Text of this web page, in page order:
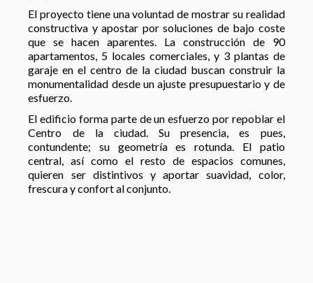
El proyecto tiene una voluntad de mostrar su realidad
constructiva y apostar por soluciones de bajo coste
que se hacen aparentes. La construcción de 90
apartamentos, 5 locales comerciales, y 3 plantas de
garaje en el centro de la ciudad buscan construir la
monumentalidad desde un ajuste presupuestario y de
esfuerzo.
El edificio forma parte de un esfuerzo por repoblar el
Centro de la ciudad. Su presencia, es pues,
contundente; su geometría es rotunda. El patio
central, así como el resto de espacios comunes,
quieren ser distintivos y aportar suavidad, color,
frescura y confort al conjunto.